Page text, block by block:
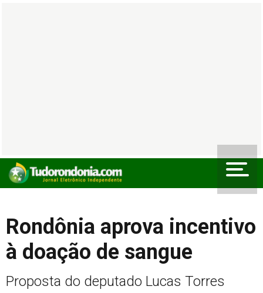
Rondônia aprova incentivo
à doação de sangue
Proposta do deputado Lucas Torres